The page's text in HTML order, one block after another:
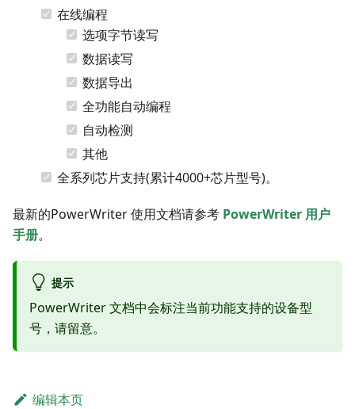
在线编程
选项字节读写
数据读写
数据导出
全功能自动编程
自动检测
其他
全系列芯片支持(累计4000+芯片型号)。
最新的PowerWriter 使用文档请参考 PowerWriter 用户
手册。
提示
PowerWriter 文档中会标注当前功能支持的设备型
号，请留意。
编辑本页